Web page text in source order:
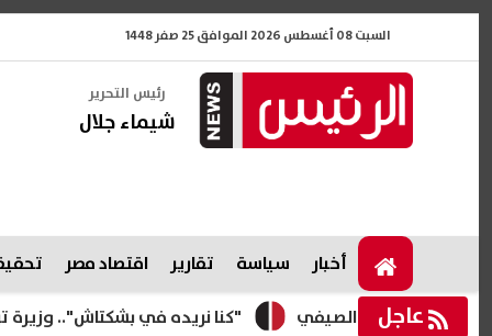
السبت 08 أغسطس 2026 الموافق 25 صفر 1448
رئيس التحرير
شيماء جلال
أخبار سياسة تقارير اقتصاد مصر
عاجل "كنا نريده في بشكتاش".. وزيرة تركية